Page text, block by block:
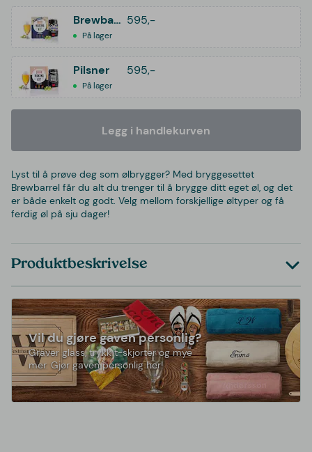
Brewbarrel Brygg Ditt Eget Öl Birthday Beer
595,-
På lager
Pilsner 595,-
På lager
Legg i handlekurven
Lyst til å prøve deg som ølbrygger? Med bryggesettet
Brewbarrel får du alt du trenger til å brygge ditt eget øl, og det
er både enkelt og godt. Velg mellom forskjellige øltyper og få
ferdig øl på sju dager!
Produktbeskrivelse
Vil du gjøre gaven personlig?
Graver glass, trykk t-skjorter og mye
mer. Gjør gaven personlig her!